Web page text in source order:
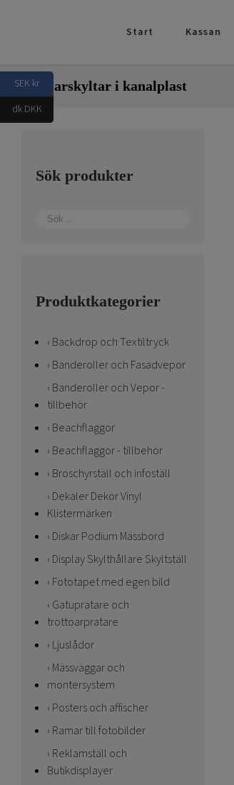
Start Kassan
Mäklarskyltar i kanalplast
Sök produkter
Produktkategorier
Backdrop och Textiltryck
Banderoller och Fasadvepor
Banderoller och Vepor -
tillbehör
Beachflaggor
Beachflaggor - tillbehör
Broschyrställ och infoställ
Dekaler Dekor Vinyl
Klistermärken
Diskar Podium Mässbord
Display Skylthållare Skyltställ
Fototapet med egen bild
Gatupratare och
trottoarpratare
Ljuslådor
Mässväggar och
montersystem
Posters och affischer
Ramar till fotobilder
Reklamställ och
Butikdisplayer
SEK kr
dk DKK